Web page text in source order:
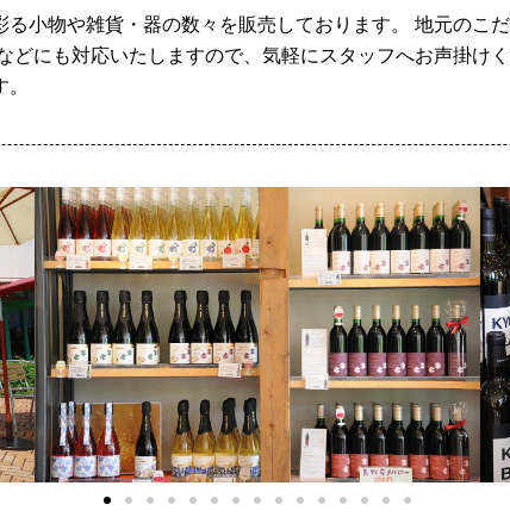
小物や雑貨・器の数々を販売しております。 地元のこ
どにも対応いたしますので、気軽にスタッフへお声掛け